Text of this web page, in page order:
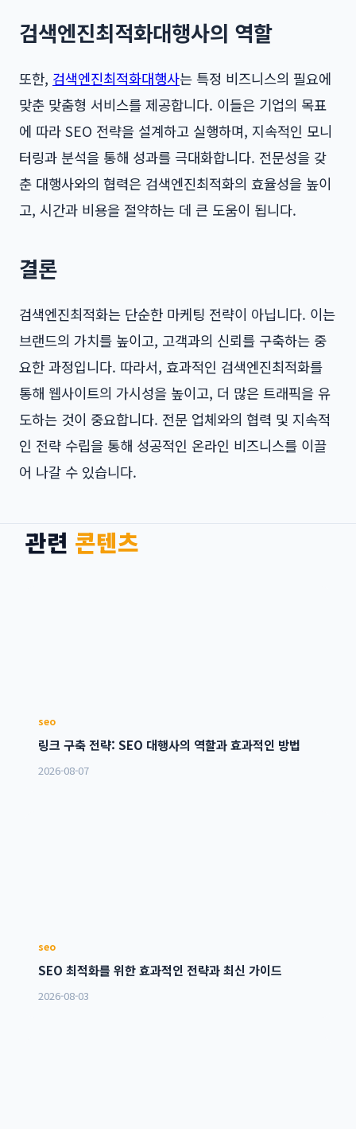
검색엔진최적화대행사의 역할
또한, 검색엔진최적화대행사는 특정 비즈니스의 필요에
맞춘 맞춤형 서비스를 제공합니다. 이들은 기업의 목표
에 따라 SEO 전략을 설계하고 실행하며, 지속적인 모니
터링과 분석을 통해 성과를 극대화합니다. 전문성을 갖
춘 대행사와의 협력은 검색엔진최적화의 효율성을 높이
고, 시간과 비용을 절약하는 데 큰 도움이 됩니다.
결론
검색엔진최적화는 단순한 마케팅 전략이 아닙니다. 이는
브랜드의 가치를 높이고, 고객과의 신뢰를 구축하는 중
요한 과정입니다. 따라서, 효과적인 검색엔진최적화를
통해 웹사이트의 가시성을 높이고, 더 많은 트래픽을 유
도하는 것이 중요합니다. 전문 업체와의 협력 및 지속적
인 전략 수립을 통해 성공적인 온라인 비즈니스를 이끌
어 나갈 수 있습니다.
관련 콘텐츠
seo
링크 구축 전략: SEO 대행사의 역할과 효과적인 방법
2026-08-07
seo
SEO 최적화를 위한 효과적인 전략과 최신 가이드
2026-08-03